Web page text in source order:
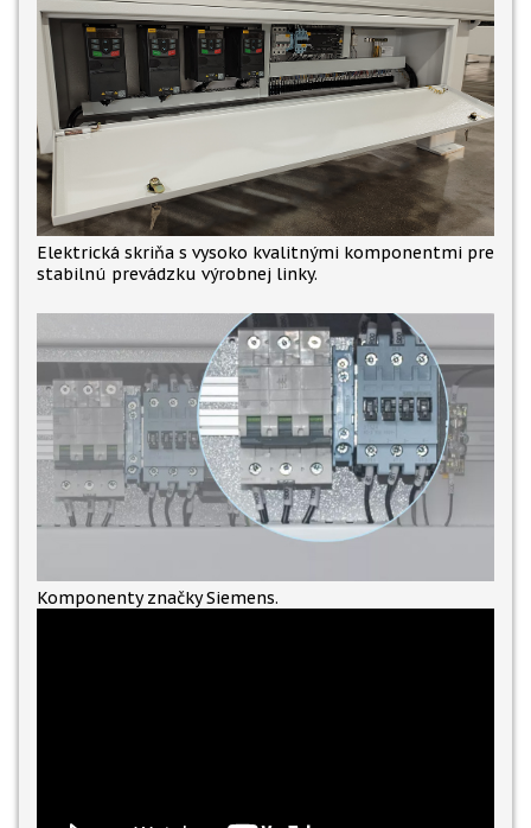
Elektrická skriňa s vysoko kvalitnými komponentmi pre
stabilnú prevádzku výrobnej linky.
Komponenty značky Siemens.